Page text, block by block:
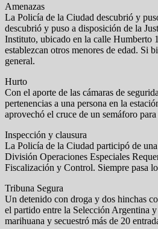
Amenazas
La Policía de la Ciudad descubrió y
descubrió y puso a disposición de la
Instituto, ubicado en la calle Humberto
establezcan otros menores de edad. Si
general.
Hurto
Con el aporte de las cámaras de
pertenencias a una persona en la
aprovechó el cruce de un semáforo
Inspección y clausura
La Policía de la Ciudad participó de
División Operaciones Especiales
Fiscalización y Control. Siempre pasa
Tribuna Segura
Un detenido con droga y dos hinchas
el partido entre la Selección Argentina
marihuana y secuestró más de 20